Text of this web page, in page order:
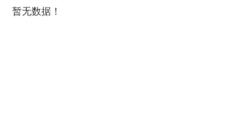
暂无数据！